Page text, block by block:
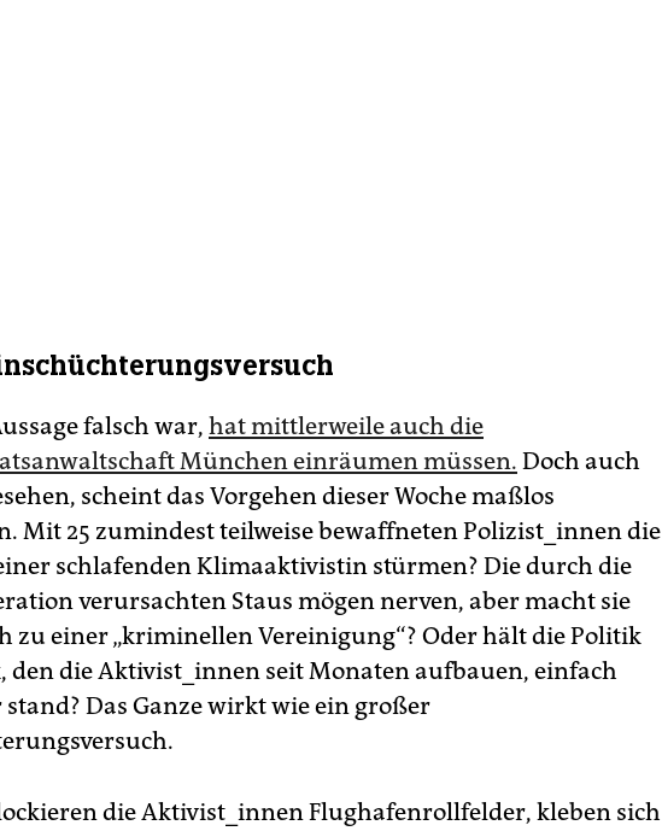
falsch war, hat mittlerweile auch die
München einräumen müssen. Doch auch
scheint das Vorgehen dieser Woche maßlos
Mit 25 zumindest teilweise bewaffneten Polizist_in­nen die
schlafenden Klimaaktivistin ­stürmen? Die durch die
verursachten Staus mögen nerven, aber macht sie
zu einer „kriminellen Vereinigung“? Oder hält die Politik
den die Ak­ti­vis­t_in­nen seit Monaten aufbauen, einfach
Das Ganze wirkt wie ein großer
die Ak­ti­vis­t_in­nen Flughafenrollfelder, kleben sich